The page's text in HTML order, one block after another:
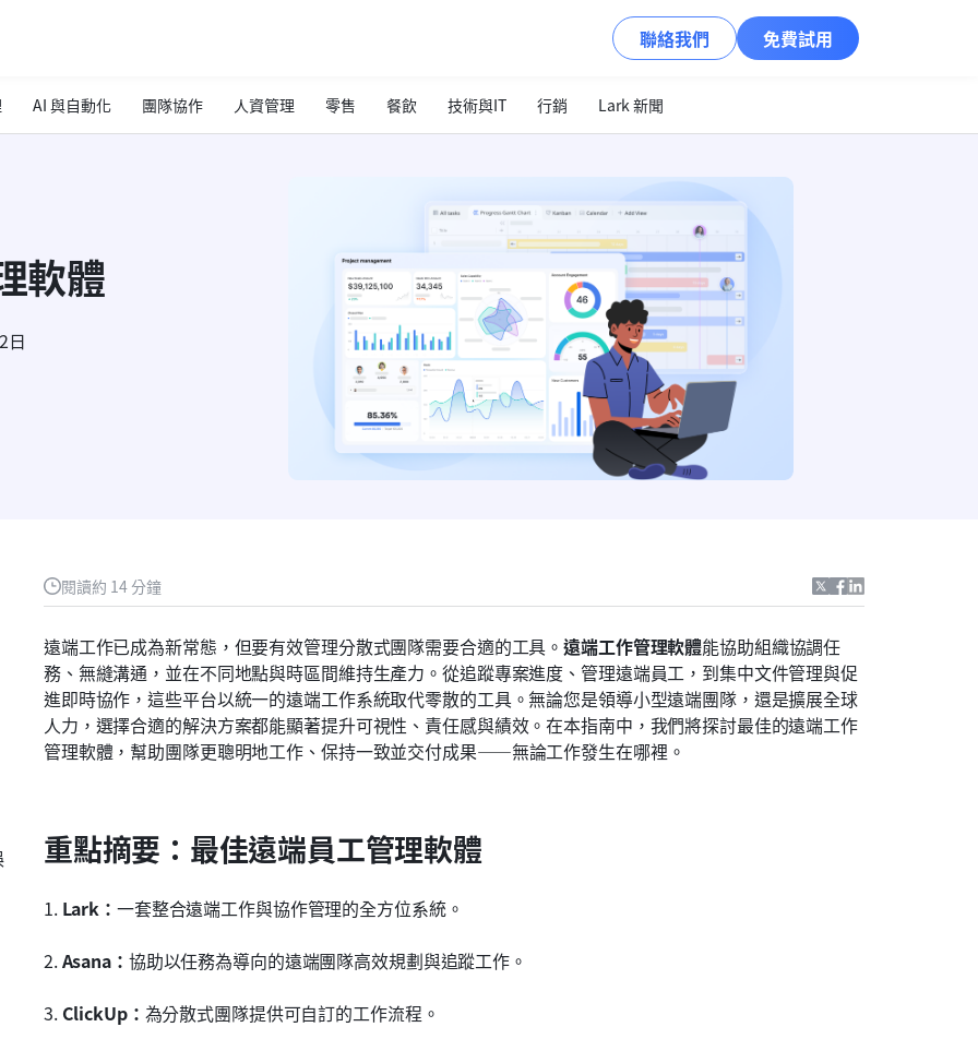
聯絡我們 免費試用
AI 與自動化 團隊協作 人資管理 零售 餐飲 技術與IT 行銷 Lark 新聞
軟體
日
閱讀約 14 分鐘
遠端工作已成為新常態，但要有效管理分散式團隊需要合適的工具。遠端工作管理軟體能協助組織協調任
務、無縫溝通，並在不同地點與時區間維持生產力。從追蹤專案進度、管理遠端員工，到集中文件管理與促
進即時協作，這些平台以統一的遠端工作系統取代零散的工具。無論您是領導小型遠端團隊，還是擴展全球
人力，選擇合適的解決方案都能顯著提升可視性、責任感與績效。在本指南中，我們將探討最佳的遠端工作
管理軟體，幫助團隊更聰明地工作、保持一致並交付成果——無論工作發生在哪裡。
重點摘要：最佳遠端員工管理軟體
1. Lark： 一套整合遠端工作與協作管理的全方位系統。
2. Asana： 協助以任務為導向的遠端團隊高效規劃與追蹤工作。
3. ClickUp： 為分散式團隊提供可自訂的工作流程。